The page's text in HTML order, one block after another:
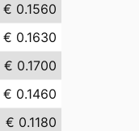
€ 0.1560
€ 0.1630
€ 0.1700
€ 0.1460
€ 0.1180